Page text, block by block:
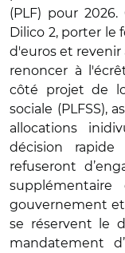
(PLF) pour
Dilico 2, porter le
d'euros et revenir
renoncer à
côté projet de
sociale (PLFSS),
allocations
décision
refuseront
supplémentaire
gouvernement
se réservent le
mandatement